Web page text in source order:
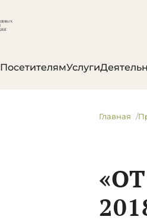
ПосетителямУслуги
Главная